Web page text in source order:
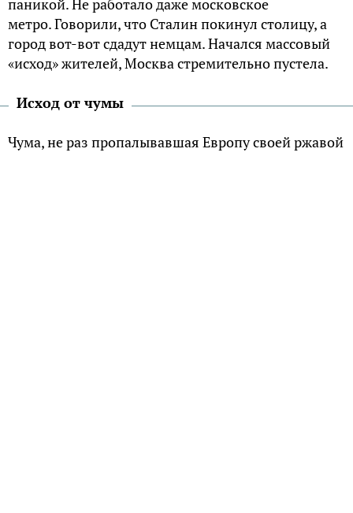
паникой. Не работало даже московское
метро. Говорили, что Сталин покинул столицу, а
город вот-вот сдадут немцам. Начался массовый
«исход» жителей, Москва стремительно пустела.
Исход от чумы
Чума, не раз пропалывавшая Европу своей ржавой